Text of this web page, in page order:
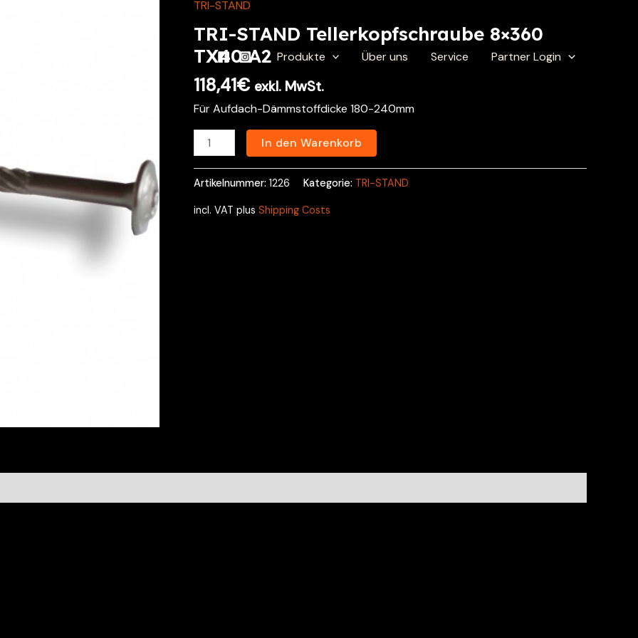
Produkte Über uns Service Partner Login
TRI-STAND
TRI-STAND Tellerkopfschraube 8×360
TX40 A2
118,41€ exkl. MwSt.
Für Aufdach-Dämmstoffdicke 180-240mm
TRI-
STAND
Tellerkopfschraube
8x360
TX40
In den Warenkorb
Artikelnummer: 1226 Kategorie: TRI-STAND
incl. VAT plus Shipping Costs